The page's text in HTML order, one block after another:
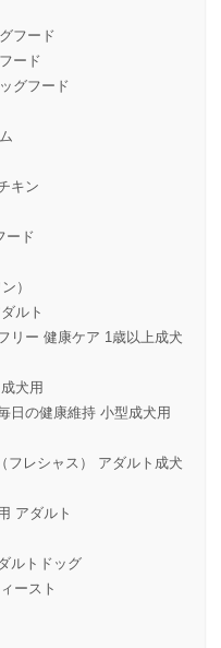
フード
ード
グフード
キン
ード
）
ルト
リー 健康ケア 1歳以上成犬
犬用
日の健康維持 小型成犬用
フレシャス） アダルト成犬
アダルト
ルトドッグ
ースト